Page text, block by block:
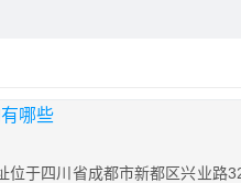
哪些
于四川省成都市新都区兴业路